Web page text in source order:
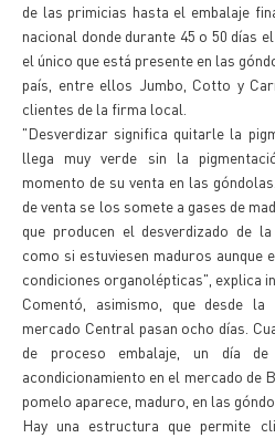
de las primicias hasta el embalaje
nacional donde durante 45 o 50 días
el único que está presente en las
país, entre ellos Jumbo, Cotto y
clientes de la firma local.
"Desverdizar significa quitarle la
llega muy verde sin la
momento de su venta en las
de venta se los somete a gases de
que producen el desverdizado de
como si estuviesen maduros aunque
condiciones organolépticas", explica
Comentó, asimismo, que desde
mercado Central pasan ocho días.
de proceso embalaje, un día
acondicionamiento en el mercado de
pomelo aparece, maduro, en las
Hay una estructura que permite